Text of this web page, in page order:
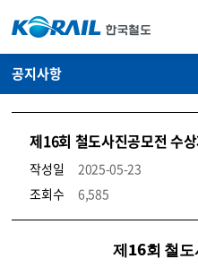
공지사항
제16회 철도사진공모전 수
작성일
2025-05-23
조회수
6,585
뉴스·홍보_공지사항 상세보기 – 내용, 파일, 담당자 연락처로 구성
제 16회 철